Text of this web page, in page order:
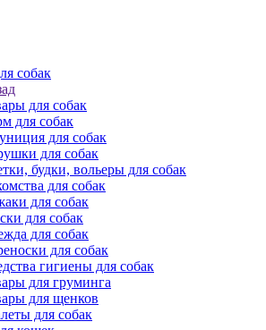
собак
для собак
для собак
для собак
для собак
будки, вольеры для собак
для собак
для собак
для собак
для собак
для собак
гигиены для собак
для груминга
для щенков
для собак